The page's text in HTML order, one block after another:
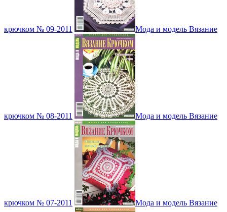
крючком № 09-2011 Мода и модель Вязание
крючком № 08-2011 Мода и модель Вязание
крючком № 07-2011 Мода и модель Вязание